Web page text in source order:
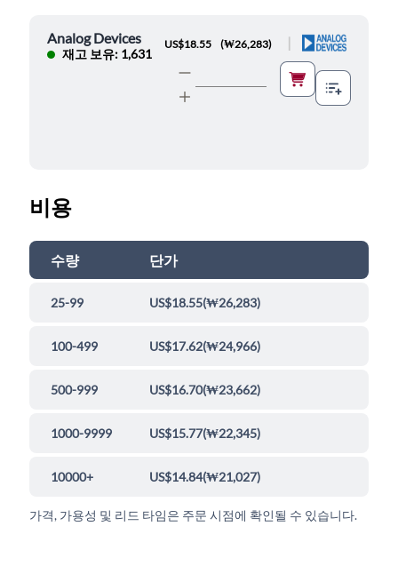
Analog Devices
재고 보유: 1,631
US$18.55 (₩26,283)
비용
수량 단가
25-99 US$18.55(₩26,283)
100-499 US$17.62(₩24,966)
500-999 US$16.70(₩23,662)
1000-9999 US$15.77(₩22,345)
10000+ US$14.84(₩21,027)
가격, 가용성 및 리드 타임은 주문 시점에 확인될 수 있습니다.